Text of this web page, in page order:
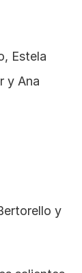
Estela
y Ana
y